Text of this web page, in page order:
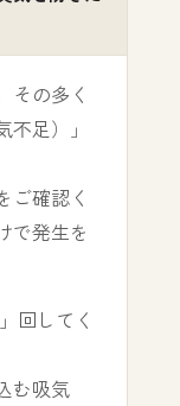
その多く
足）」
ご確認く
で発生を
回してく
む吸気